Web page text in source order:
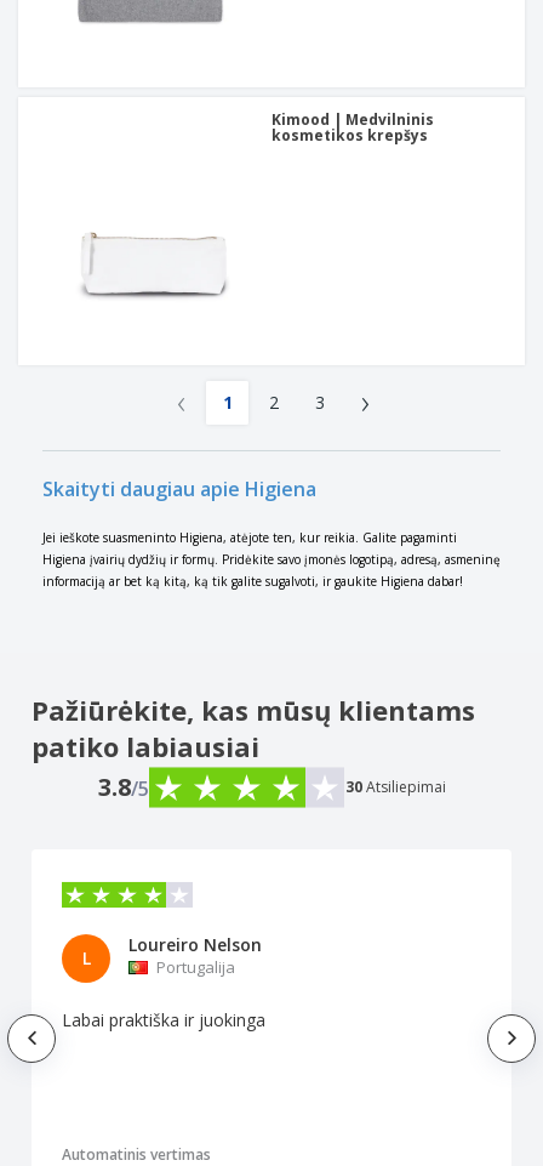
Kimood | Medvilninis
kosmetikos krepšys
‹ 1 2 3 ›
Skaityti daugiau apie Higiena
Jei ieškote suasmeninto Higiena, atėjote ten, kur reikia. Galite pagaminti
Higiena įvairių dydžių ir formų. Pridėkite savo įmonės logotipą, adresą, asmeninę
informaciją ar bet ką kitą, ką tik galite sugalvoti, ir gaukite Higiena dabar!
Pažiūrėkite, kas mūsų klientams
patiko labiausiai
3.8/5 30 Atsiliepimai
L
Loureiro Nelson
Portugalija
Labai praktiška ir juokinga
Automatinis vertimas